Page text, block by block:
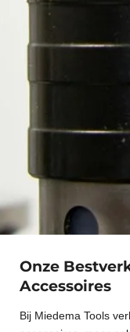
Onze
Accessoires
Bij Miedema Tools